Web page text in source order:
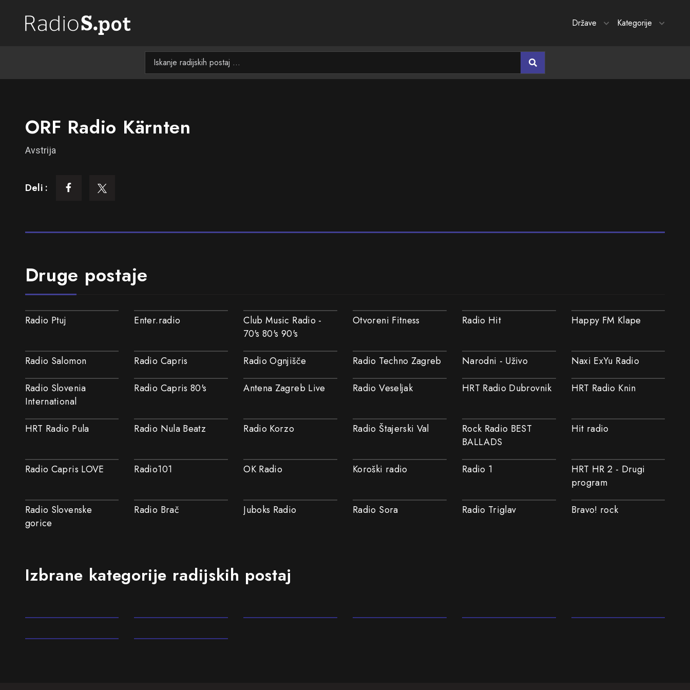
Države Kategorije
ORF Radio Kärnten
Avstrija
Deli :
Druge postaje
Radio Ptuj Enter.radio
Club Music Radio -
70's 80's 90's
Otvoreni Fitness Radio Hit Happy FM Klape
Radio Salomon Radio Capris Radio Ognjišče Radio Techno Zagreb Narodni - Uživo Naxi ExYu Radio
Radio Slovenia
International
Radio Capris 80's Antena Zagreb Live Radio Veseljak HRT Radio Dubrovnik HRT Radio Knin
HRT Radio Pula Radio Nula Beatz Radio Korzo Radio Štajerski Val
Rock Radio BEST
BALLADS
Hit radio
Radio Capris LOVE Radio101 OK Radio Koroški radio Radio 1
HRT HR 2 - Drugi
program
Radio Slovenske
gorice
Radio Brač Juboks Radio Radio Sora Radio Triglav Bravo! rock
Izbrane kategorije radijskih postaj
Narodnozabavna
Elektronska